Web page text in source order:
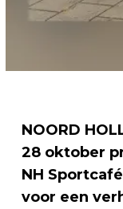
NOORD
28 oktober
NH
voor een